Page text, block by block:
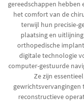
gereedschappen
het comfort van de
terwijl hun precisie-
plaatsing en
orthopedische
digitale technologie
computer-gestuurde
Ze zijn
reconstructieve